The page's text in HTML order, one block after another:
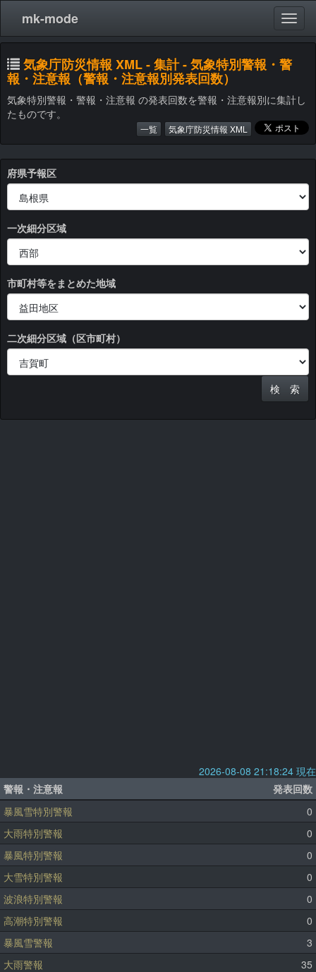
mk-mode
気象庁防災情報 XML - 集計 - 気象特別警報・警
報・注意報（警報・注意報別発表回数）
気象特別警報・警報・注意報 の発表回数を警報・注意報別に集計し
たものです。
一覧 気象庁防災情報 XML
府県予報区
一次細分区域
市町村等をまとめた地域
二次細分区域（区市町村）
2026-08-08 21:18:24 現在
警報・注意報
発表回数
暴風雪特別警報
0
大雨特別警報
0
暴風特別警報
0
大雪特別警報
0
波浪特別警報
0
高潮特別警報
0
暴風雪警報
3
大雨警報
35